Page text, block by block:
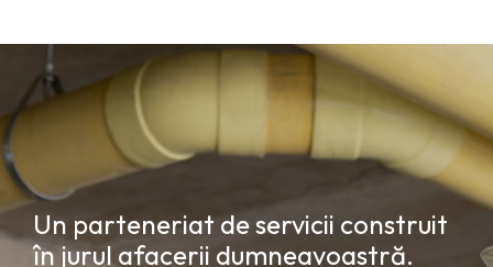
Un parteneriat de servicii construit
în jurul afacerii dumneavoastră.